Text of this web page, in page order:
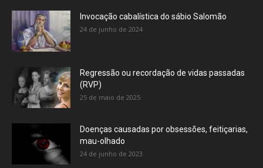
Invocação cabalística do sábio Salomão
24 de junho de 2024
Regressão ou recordação de vidas passadas
(RVP)
25 de maio de 2025
Doenças causadas por obsessões, feitiçarias,
mau-olhado
24 de junho de 2023